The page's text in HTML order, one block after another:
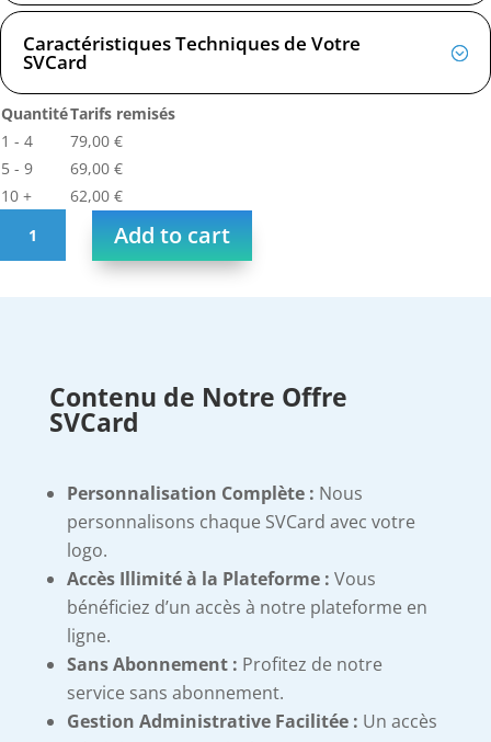
Caractéristiques Techniques de Votre
SVCard
QuantitéTarifs remisés
1 - 4
79,00 €
5 - 9
69,00 €
10 +
62,00 €
Add to cart
Contenu de Notre Offre
SVCard
Personnalisation Complète : Nous
personnalisons chaque SVCard avec votre
logo.
Accès Illimité à la Plateforme : Vous
bénéficiez d’un accès à notre plateforme en
ligne.
Sans Abonnement : Profitez de notre
service sans abonnement.
Gestion Administrative Facilitée : Un accès